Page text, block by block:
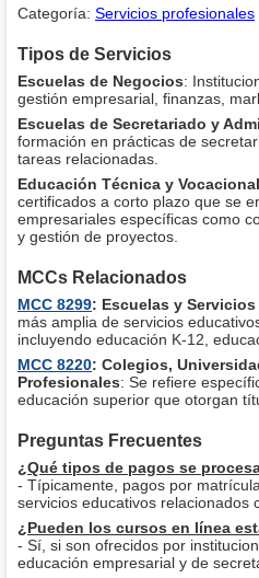
Categoría: Servicios profesionales
Tipos de Servicios
Escuelas de Negocios:
gestión empresarial, finanzas,
Escuelas de Secretariado y
formación en prácticas de
tareas relacionadas.
Educación Técnica y Vocacional
certificados a corto plazo que se
empresariales específicas como
y gestión de proyectos.
MCCs Relacionados
MCC 8299: Escuelas y
más amplia de servicios
incluyendo educación K-12,
MCC 8220: Colegios,
Profesionales: Se refiere
educación superior que otorgan
Preguntas Frecuentes
¿Qué tipos de pagos se
- Típicamente, pagos por
servicios educativos relacionados
¿Pueden los cursos en línea
- Sí, si son ofrecidos por
educación empresarial y de